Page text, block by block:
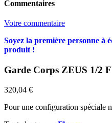
Commentaires
Votre commentaire
Soyez la première personne à
produit !
Garde Corps ZEUS 1/2
320,04 €
Pour une configuration spéciale